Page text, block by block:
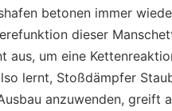
betonen immer
dieser
aus, um eine
lernt, Stoßdämpfer
anzuwenden, greift